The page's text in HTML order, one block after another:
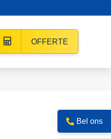
OFFERTE
Bel ons